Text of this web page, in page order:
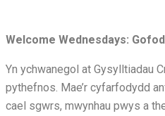
Welcome Wednesdays:
Yn ychwanegol at Gysylltiadau
pythefnos. Mae’r cyfarfodydd
cael sgwrs, mwynhau pwys a